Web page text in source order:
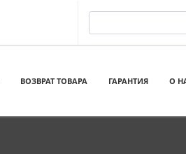
ВОЗВРАТ ТОВАРА ГАРАНТИЯ О